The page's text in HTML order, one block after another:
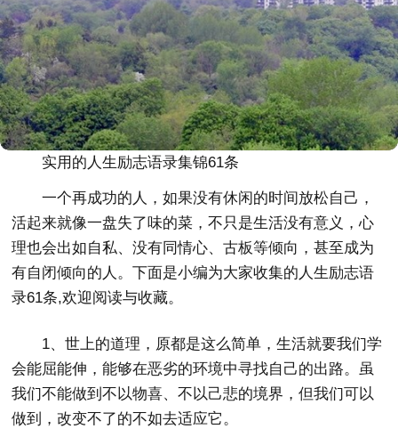
实用的人生励志语录集锦61条
一个再成功的人，如果没有休闲的时间放松自己，
活起来就像一盘失了味的菜，不只是生活没有意义，心
理也会出如自私、没有同情心、古板等倾向，甚至成为
有自闭倾向的人。下面是小编为大家收集的人生励志语
录61条,欢迎阅读与收藏。
1、世上的道理，原都是这么简单，生活就要我们学
会能屈能伸，能够在恶劣的环境中寻找自己的出路。虽
我们不能做到不以物喜、不以己悲的境界，但我们可以
做到，改变不了的不如去适应它。